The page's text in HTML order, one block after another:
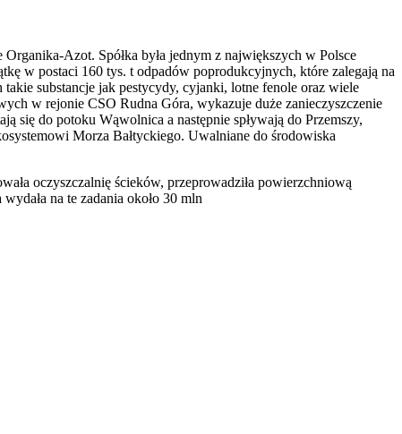
Azot. Spółka była jednym z największych w Polsce
w postaci 160 tys. t odpadów poprodukcyjnych, które zalegają na
substancje jak pestycydy, cyjanki, lotne fenole oraz wiele
w rejonie CSO Rudna Góra, wykazuje duże zanieczyszczenie
się do potoku Wąwolnica a następnie spływają do Przemszy,
Morza Bałtyckiego. Uwalniane do środowiska
oczyszczalnię ścieków, przeprowadziła powierzchniową
na te zadania około 30 mln